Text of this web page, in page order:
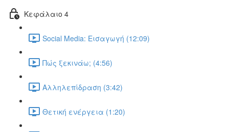
Κεφάλαιο 4
Social Media: Εισαγωγή (12:09)
Πώς ξεκινάω; (4:56)
Αλληλεπίδραση (3:42)
Θετική ενέργεια (1:20)